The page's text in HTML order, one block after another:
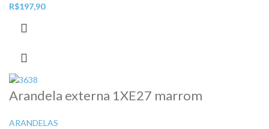
R$197,90
Arandela externa 1XE27 marrom
ARANDELAS